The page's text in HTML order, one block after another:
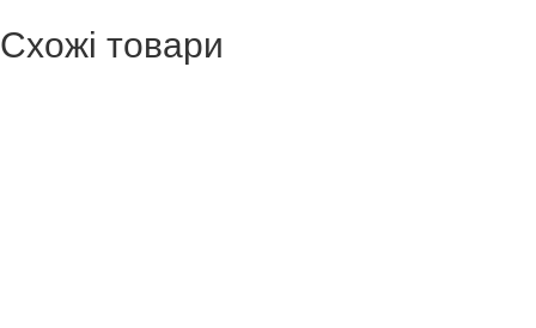
Схожі товари